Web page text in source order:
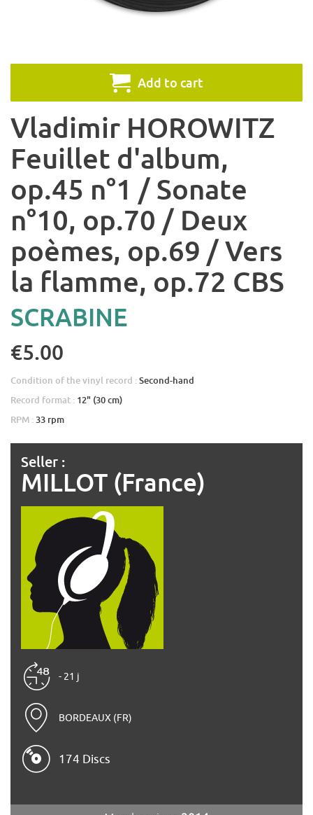
Add to cart
Vladimir HOROWITZ
Feuillet d'album,
op.45 n°1 / Sonate
n°10, op.70 / Deux
poèmes, op.69 / Vers
la flamme, op.72 CBS
SCRABINE
€5.00
Condition of the vinyl record :Second-hand
Record format : 12" (30 cm)
RPM : 33 rpm
Seller :
MILLOT (France)
- 21 j
BORDEAUX (FR)
174 Discs